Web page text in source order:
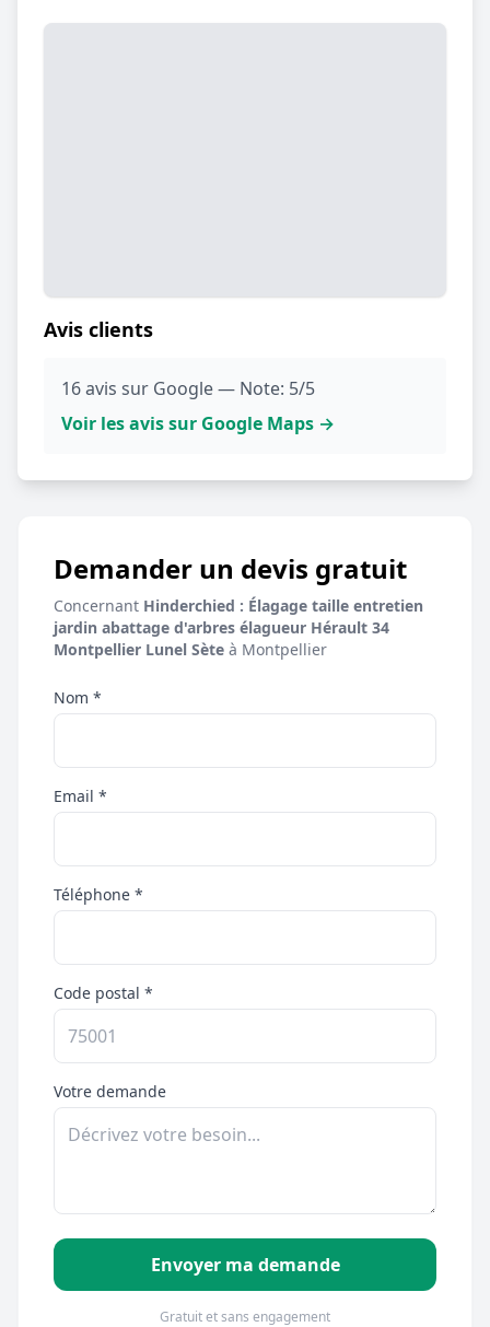
Avis clients
16 avis sur Google — Note: 5/5
Voir les avis sur Google Maps →
Demander un devis gratuit
Concernant Hinderchied : Élagage taille entretien
jardin abattage d'arbres élagueur Hérault 34
Montpellier Lunel Sète à Montpellier
Nom *
Email *
Téléphone *
Code postal *
Votre demande
Envoyer ma demande
Gratuit et sans engagement